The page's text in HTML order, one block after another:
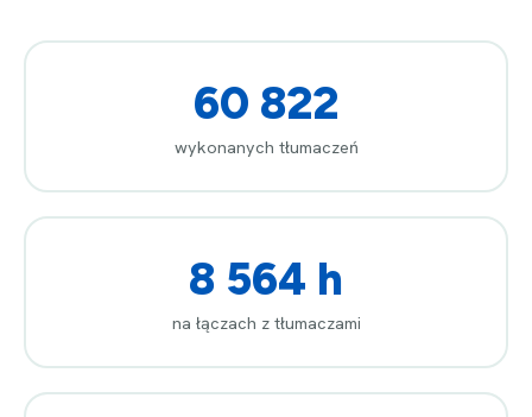
60 822
wykonanych tłumaczeń
8 564 h
na łączach z tłumaczami